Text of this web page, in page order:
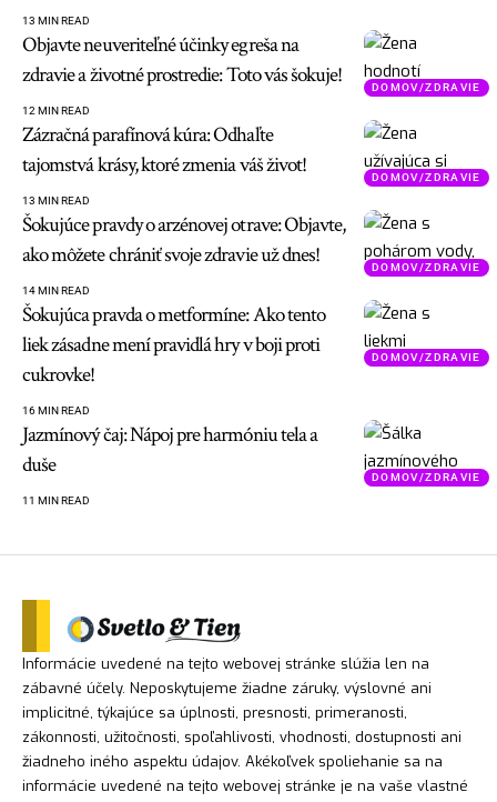
13 MIN READ
DOMOV/ZDRAVIE
Objavte neuveriteľné účinky egreša na
zdravie a životné prostredie: Toto vás šokuje!
12 MIN READ
DOMOV/ZDRAVIE
Zázračná parafínová kúra: Odhaľte
tajomstvá krásy, ktoré zmenia váš život!
13 MIN READ
DOMOV/ZDRAVIE
Šokujúce pravdy o arzénovej otrave: Objavte,
ako môžete chrániť svoje zdravie už dnes!
14 MIN READ
DOMOV/ZDRAVIE
Šokujúca pravda o metformíne: Ako tento
liek zásadne mení pravidlá hry v boji proti
cukrovke!
16 MIN READ
DOMOV/ZDRAVIE
Jazmínový čaj: Nápoj pre harmóniu tela a
duše
11 MIN READ
Informácie uvedené na tejto webovej stránke slúžia len na
zábavné účely. Neposkytujeme žiadne záruky, výslovné ani
implicitné, týkajúce sa úplnosti, presnosti, primeranosti,
zákonnosti, užitočnosti, spoľahlivosti, vhodnosti, dostupnosti ani
žiadneho iného aspektu údajov. Akékoľvek spoliehanie sa na
informácie uvedené na tejto webovej stránke je na vaše vlastné